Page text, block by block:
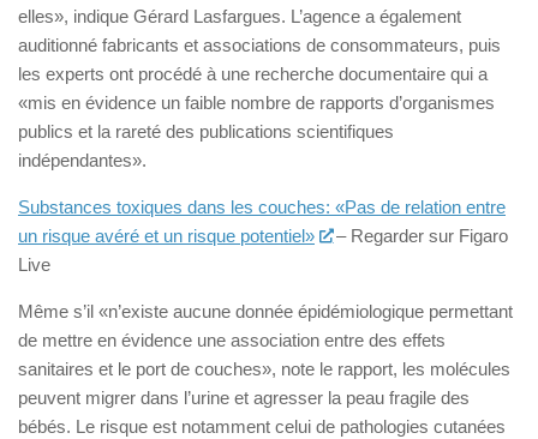
elles», indique Gérard Lasfargues. L’agence a également
auditionné fabricants et associations de consommateurs, puis
les experts ont procédé à une recherche documentaire qui a
«mis en évidence un faible nombre de rapports d’organismes
publics et la rareté des publications scientifiques
indépendantes».
Substances toxiques dans les couches: «Pas de relation entre
un risque avéré et un risque potentiel»
– Regarder sur Figaro
Live
Même s’il «n’existe aucune donnée épidémiologique permettant
de mettre en évidence une association entre des effets
sanitaires et le port de couches», note le rapport, les molécules
peuvent migrer dans l’urine et agresser la peau fragile des
bébés. Le risque est notamment celui de pathologies cutanées